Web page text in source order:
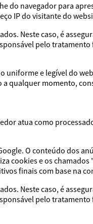
do navegador para
IP do visitante do
Neste caso, é
pelo
uniforme e legível do
qualquer momento,
atua como
O conteúdo dos
cookies e os chamados
finais com base na
Neste caso, é
pelo